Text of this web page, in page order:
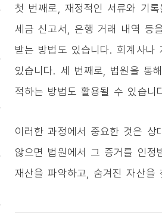
첫 번째로, 재정적인 서류와 기
세금 신고서, 은행 거래 내역 등
받는 방법도 있습니다. 회계사
있습니다. 세 번째로, 법원을 통
적하는 방법도 활용될 수 있습니
이러한 과정에서 중요한 것은 상
않으면 법원에서 그 증거를 인정
재산을 파악하고, 숨겨진 자산을